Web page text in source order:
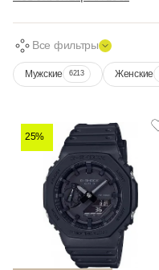
Все фильтры
Мужские 6213 Женские
25%